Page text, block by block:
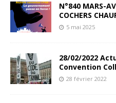
N°840 MARS-
COCHERS
5 mai 2025
28/02/2022
Convention
28 février 2022